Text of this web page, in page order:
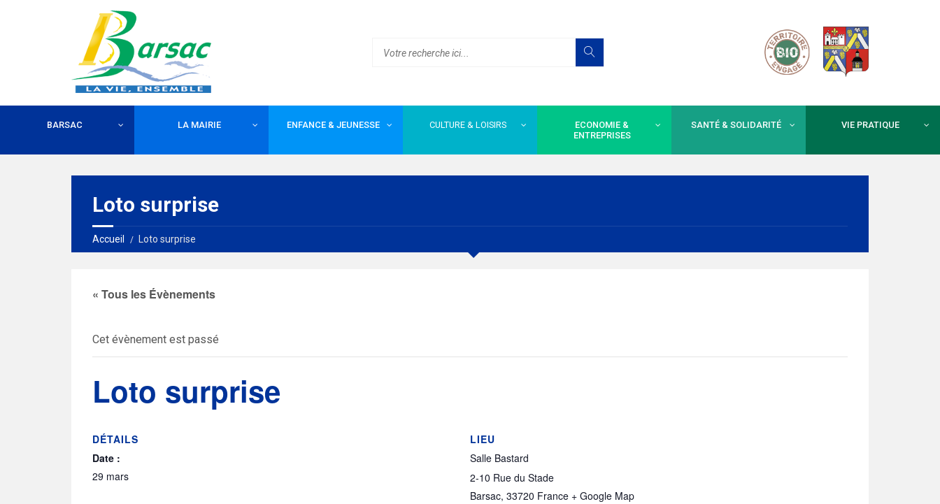
BARSAC LA MAIRIE ENFANCE & JEUNESSE CULTURE & LOISIRS
ECONOMIE &
ENTREPRISES
SANTÉ & SOLIDARITÉ VIE PRATIQUE
Loto surprise
Accueil Loto surprise
« Tous les Évènements
Cet évènement est passé
Loto surprise
DÉTAILS
Date :
29 mars
LIEU
Salle Bastard
2-10 Rue du Stade
Barsac, 33720 France + Google Map